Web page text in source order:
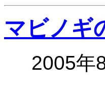
マビノギ
2005年